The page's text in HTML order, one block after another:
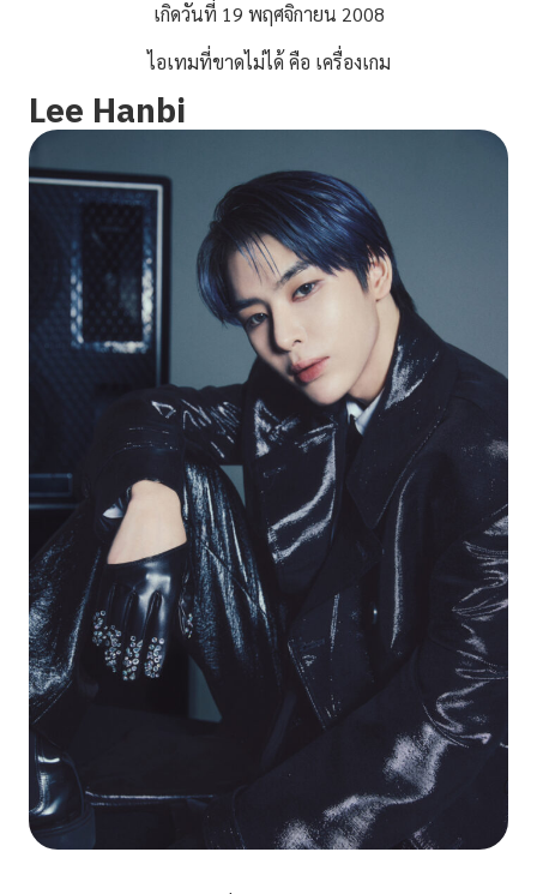
เกิดวันที่ 19 พฤศจิกายน 2008
ไอเทมที่ขาดไม่ได้ คือ เครื่องเกม
Lee Hanbi